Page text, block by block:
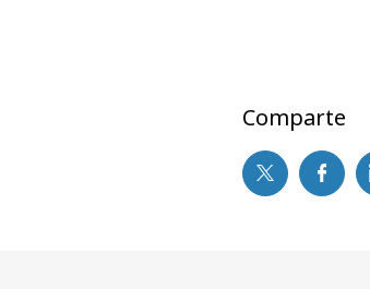
Comparte